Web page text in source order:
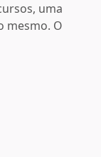
uma
mesmo. O